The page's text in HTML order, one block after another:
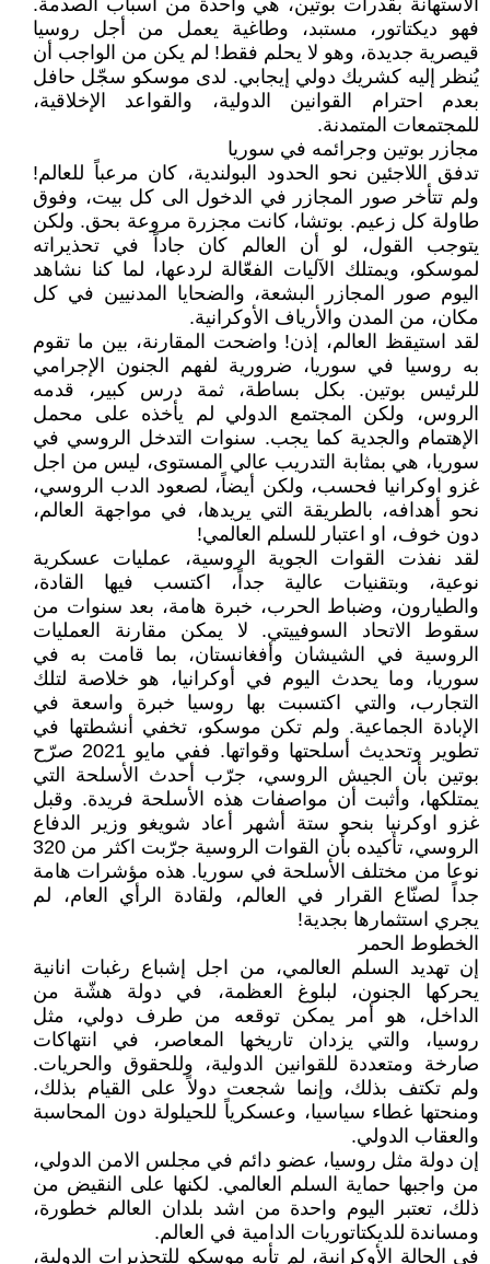
الاستهانة بقدرات بوتين، هي واحدة من أسباب الصدمة.
فهو ديكتاتور، مستبد، وطاغية يعمل من أجل روسيا
قيصرية جديدة، وهو لا يحلم فقط! لم يكن من الواجب أن
يُنظر إليه كشريك دولي إيجابي. لدى موسكو سجّل حافل
بعدم احترام القوانين الدولية، والقواعد الإخلاقية،
للمجتمعات المتمدنة.
مجازر بوتين وجرائمه في سوريا
تدفق اللاجئين نحو الحدود البولندية، كان مرعباً للعالم!
ولم تتأخر صور المجازر في الدخول الى كل بيت، وفوق
طاولة كل زعيم. بوتشا، كانت مجزرة مروعة بحق. ولكن
يتوجب القول، لو أن العالم كان جاداً في تحذيراته
لموسكو، ويمتلك الآليات الفعّالة لردعها، لما كنا نشاهد
اليوم صور المجازر البشعة، والضحايا المدنيين في كل
مكان، من المدن والأرياف الأوكرانية.
لقد استيقظ العالم، إذن! واضحت المقارنة، بين ما تقوم
به روسيا في سوريا، ضرورية لفهم الجنون الإجرامي
للرئيس بوتين. بكل بساطة، ثمة درس كبير، قدمه
الروس، ولكن المجتمع الدولي لم يأخذه على محمل
الإهتمام والجدية كما يجب. سنوات التدخل الروسي في
سوريا، هي بمثابة التدريب عالي المستوى، ليس من اجل
غزو اوكرانيا فحسب، ولكن أيضاً، لصعود الدب الروسي،
نحو أهدافه، بالطريقة التي يريدها، في مواجهة العالم،
دون خوف، او اعتبار للسلم العالمي!
لقد نفذت القوات الجوية الروسية، عمليات عسكرية
نوعية، وبتقنيات عالية جداً، اكتسب فيها القادة،
والطيارون، وضباط الحرب، خبرة هامة، بعد سنوات من
سقوط الاتحاد السوفييتي. لا يمكن مقارنة العمليات
الروسية في الشيشان وأفغانستان، بما قامت به في
سوريا، وما يحدث اليوم في أوكرانيا، هو خلاصة لتلك
التجارب، والتي اكتسبت بها روسيا خبرة واسعة في
الإبادة الجماعية. ولم تكن موسكو، تخفي أنشطتها في
تطوير وتحديث أسلحتها وقواتها. ففي مايو 2021 صرّح
بوتين بأن الجيش الروسي، جرّب أحدث الأسلحة التي
يمتلكها، وأثبت أن مواصفات هذه الأسلحة فريدة. وقبل
غزو اوكرنيا بنحو ستة أشهر أعاد شويغو وزير الدفاع
الروسي، تأكيده بأن القوات الروسية جرّبت اكثر من 320
نوعا من مختلف الأسلحة في سوريا. هذه مؤشرات هامة
جداً لصنّاع القرار في العالم، ولقادة الرأي العام، لم
يجري استثمارها بجدية!
الخطوط الحمر
إن تهديد السلم العالمي، من اجل إشباع رغبات انانية
يحركها الجنون، لبلوغ العظمة، في دولة هشّة من
الداخل، هو أمر يمكن توقعه من طرف دولي، مثل
روسيا، والتي يزدان تاريخها المعاصر، في انتهاكات
صارخة ومتعددة للقوانين الدولية، وللحقوق والحريات.
ولم تكتف بذلك، وإنما شجعت دولاً على القيام بذلك،
ومنحتها غطاء سياسيا، وعسكرياً للحيلولة دون المحاسبة
والعقاب الدولي.
إن دولة مثل روسيا، عضو دائم في مجلس الامن الدولي،
من واجبها حماية السلم العالمي. لكنها على النقيض من
ذلك، تعتبر اليوم واحدة من اشد بلدان العالم خطورة،
ومساندة للديكتاتوريات الدامية في العالم.
في الحالة الأوكرانية، لم تأبه موسكو للتحذيرات الدولية،